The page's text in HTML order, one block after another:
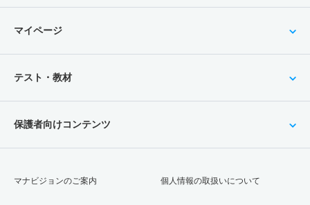
マイページ
テスト・教材
保護者向けコンテンツ
マナビジョンのご案内 個人情報の取扱いについて